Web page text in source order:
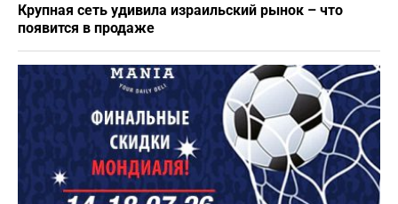
Крупная сеть удивила израильский рынок – что
появится в продаже